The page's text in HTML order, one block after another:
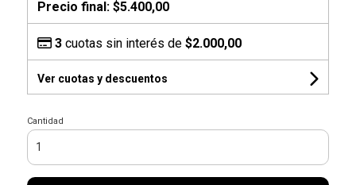
Precio final: $5.400,00
3cuotas sin interés de $2.000,00
Ver cuotas y descuentos
Cantidad